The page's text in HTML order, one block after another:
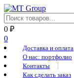
0 ₽
0
Доставка и оплата
О нас: портфолио
Контакты
Как сделать заказ